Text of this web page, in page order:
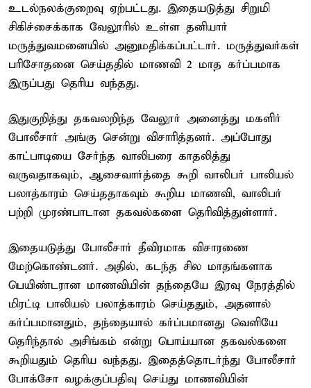
உடல்நலக்குறைவு ஏற்பட்டது. இதையடுத்து சிறுமி
சிகிச்சைக்காக வேலூரில் உள்ள தனியார்
மருத்துவமனையில் அனுமதிக்கப்பட்டார். மருத்துவர்கள்
பரிசோதனை செய்ததில் மாணவி 2 மாத கர்ப்பமாக
இருப்பது தெரிய வந்தது.
இதுகுறித்து தகவலறிந்த வேலூர் அனைத்து மகளிர்
போலீசார் அங்கு சென்று விசாரித்தனர். அப்போது
காட்பாடியை சேர்ந்த வாலிபரை காதலித்து
வருவதாகவும், ஆசைவார்த்தை கூறி வாலிபர் பாலியல்
பலாத்காரம் செய்ததாகவும் கூறிய மாணவி, வாலிபர்
பற்றி முரண்பாடான தகவல்களை தெரிவித்துள்ளார்.
இதையடுத்து போலீசார் தீவிரமாக விசாரணை
மேற்கொண்டனர். அதில், கடந்த சில மாதங்களாக
பெயிண்டரான மாணவியின் தந்தையே இரவு நேரத்தில்
மிரட்டி பாலியல் பலாத்காரம் செய்ததும், அதனால்
கர்ப்பமானதும், தந்தையால் கர்ப்பமானது வெளியே
தெரிந்தால் அசிங்கம் என்று பொய்யான தகவல்களை
கூறியதும் தெரிய வந்தது. இதைத்தொடர்ந்து போலீசார்
போக்சோ வழக்குப்பதிவு செய்து மாணவியின்